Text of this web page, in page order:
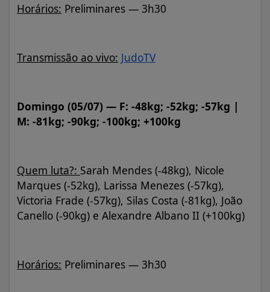
Horários: Preliminares — 3h30
Transmissão ao vivo: JudoTV
Domingo (05/07) — F: -48kg; -52kg; -57kg |
M: -81kg; -90kg; -100kg; +100kg
Quem luta?: Sarah Mendes (-48kg), Nicole
Marques (-52kg), Larissa Menezes (-57kg),
Victoria Frade (-57kg), Silas Costa (-81kg), João
Canello (-90kg) e Alexandre Albano II (+100kg)
Horários: Preliminares — 3h30